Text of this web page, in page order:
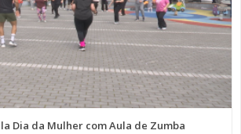
Dia da Mulher com Aula de Zumba